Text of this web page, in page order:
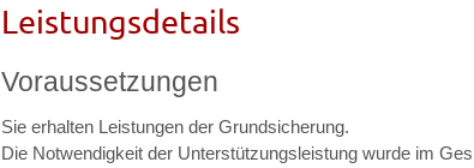
Leistungsdetails
Voraussetzungen
Sie erhalten Leistungen der Grundsicherung.
Die Notwendigkeit der Unterstützungsleistung wurde im